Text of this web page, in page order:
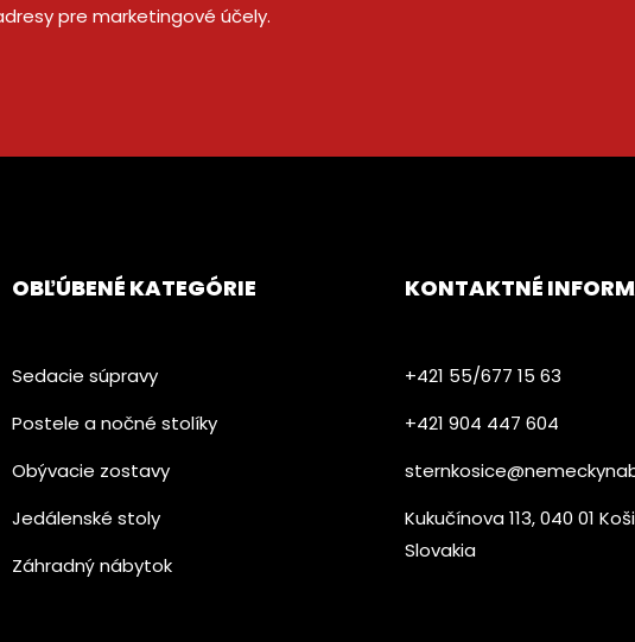
pre marketingové účely.
OBĽÚBENÉ KATEGÓRIE
Sedacie súpravy
Postele a nočné stolíky
Obývacie zostavy
Jedálenské stoly
Záhradný nábytok
KONTAKTNÉ
+421 55/677 15 63
+421 904 447 604​
Kukučínova 113, 040 01
Slovakia